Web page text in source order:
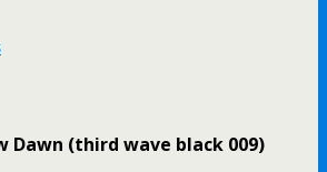
Dawn (third wave black 009)